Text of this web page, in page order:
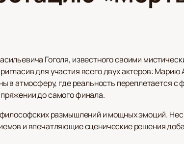
Гоголя, известного своими
для участия всего двух актеров: Марию
в атмосферу, где реальность переплетается с
до самого финала.
размышлений и мощных эмоций.
и впечатляющие сценические решения